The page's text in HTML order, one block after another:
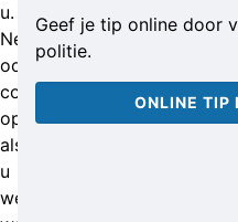
u.
Neem
ook
contact
op
als
u
weet
Geef je tip online door
politie.
ONLINE TIP